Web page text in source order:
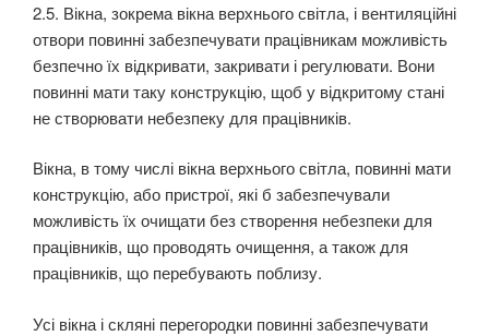
2.5. Вікна, зокрема вікна верхнього світла, і вентиляційні
отвори повинні забезпечувати пра­цівникам можливість
безпечно їх відкривати, закривати і регулювати. Вони
повинні мати таку конструкцію, щоб у відкритому стані
не створювати небезпеку для працівників.
Вікна, в тому числі вікна верхнього світла, повинні мати
конструкцію, або пристрої, які б за­безпечували
можливість їх очищати без створення небезпеки для
працівників, що проводять очищення, а також для
працівників, що перебувають поблизу.
Усі вікна і скляні перегородки повинні забезпечувати